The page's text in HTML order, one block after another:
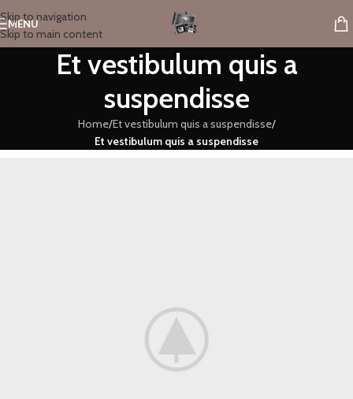
Skip to navigation
Skip to main content
MENU
Et vestibulum quis a
suspendisse
Home/Et vestibulum quis a suspendisse/
Et vestibulum quis a suspendisse